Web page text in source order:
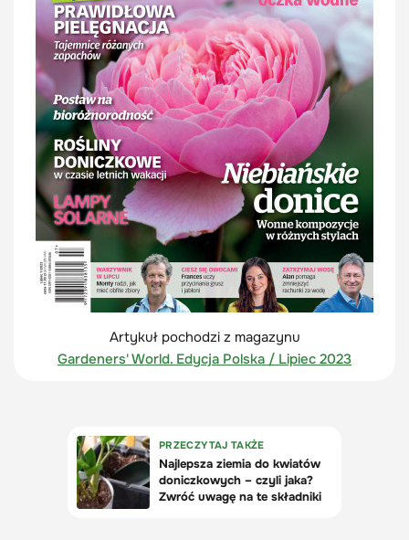
Artykuł pochodzi z magazynu
Gardeners' World. Edycja Polska / Lipiec 2023